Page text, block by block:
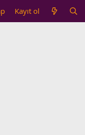
Kayıt ol